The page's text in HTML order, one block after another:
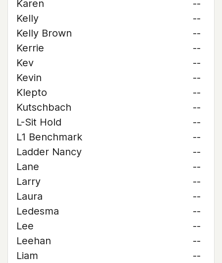
Karen
--
Kelly
--
Kelly Brown
--
Kerrie
--
Kev
--
Kevin
--
Klepto
--
Kutschbach
--
L-Sit Hold
--
L1 Benchmark
--
Ladder Nancy
--
Lane
--
Larry
--
Laura
--
Ledesma
--
Lee
--
Leehan
--
Liam
--